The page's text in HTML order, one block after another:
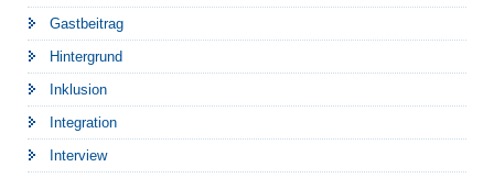
Gastbeitrag
Hintergrund
Inklusion
Integration
Interview